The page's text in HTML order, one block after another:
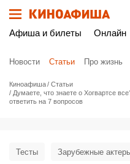
Афиша и билеты Онлайн
Новости Статьи Про жизнь
Киноафиша
Статьи
Думаете, что знаете о Хогвартсе
ответить на 7 вопросов
Тесты Зарубежные